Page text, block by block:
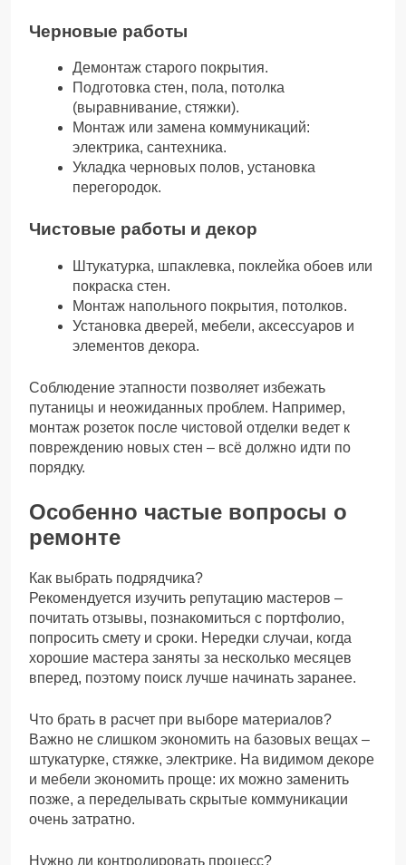
Черновые работы
Демонтаж старого покрытия.
Подготовка стен, пола, потолка
(выравнивание, стяжки).
Монтаж или замена коммуникаций:
электрика, сантехника.
Укладка черновых полов, установка
перегородок.
Чистовые работы и декор
Штукатурка, шпаклевка, поклейка обоев или
покраска стен.
Монтаж напольного покрытия, потолков.
Установка дверей, мебели, аксессуаров и
элементов декора.
Соблюдение этапности позволяет избежать
путаницы и неожиданных проблем. Например,
монтаж розеток после чистовой отделки ведет к
повреждению новых стен – всё должно идти по
порядку.
Особенно частые вопросы о
ремонте
Как выбрать подрядчика?
Рекомендуется изучить репутацию мастеров –
почитать отзывы, познакомиться с портфолио,
попросить смету и сроки. Нередки случаи, когда
хорошие мастера заняты за несколько месяцев
вперед, поэтому поиск лучше начинать заранее.
Что брать в расчет при выборе материалов?
Важно не слишком экономить на базовых вещах –
штукатурке, стяжке, электрике. На видимом декоре
и мебели экономить проще: их можно заменить
позже, а переделывать скрытые коммуникации
очень затратно.
Нужно ли контролировать процесс?